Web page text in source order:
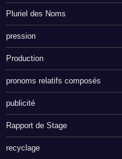
Pluriel des Noms
pression
Production
pronoms relatifs composés
publicité
Rapport de Stage
recyclage